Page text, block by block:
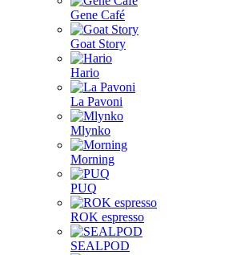
Gene Café
Goat Story
Hario
La Pavoni
Mlynko
Morning
PUQ
ROK espresso
SEALPOD